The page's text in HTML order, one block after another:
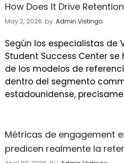
How Does It Drive
May 2, 2026 by Admin Vistingo
Según los especialistas de
Student Success Center
de los modelos de
dentro del segmento
estadounidense,
Métricas de engagement
predicen realmente la